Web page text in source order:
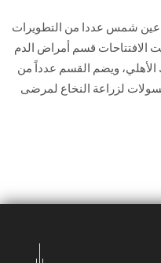
عين شمس عددا من التطويرات
قسم أمراض الدم
الأهلي، ويضم القسم عدداً من
الداخلية و 12 سرير رعاية و 7 كبسولات لزراعة النخاع لمرضى